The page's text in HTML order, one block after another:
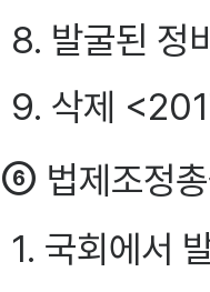
8. 발굴된 정
9. 삭제
⑥ 법제조정
1. 국회에서